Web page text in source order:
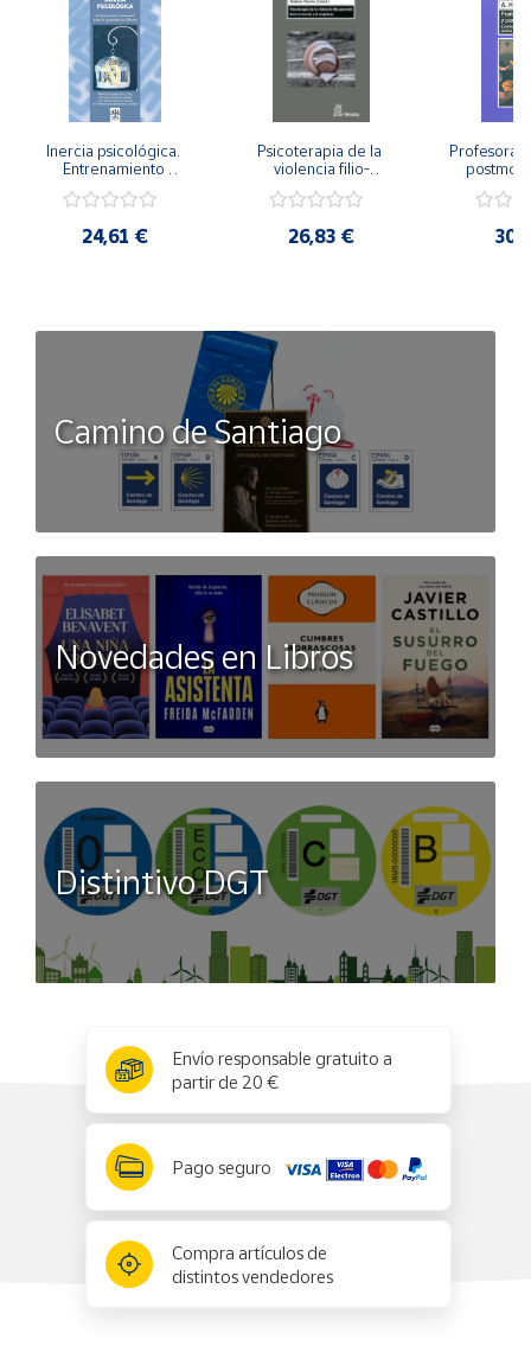
Inercia psicológica.
Entrenamiento
Igualdad de Género.
24,61 €
Psicoterapia de la
violencia filio-
secreto y la
26,83 €
Camino de Santiago
Novedades en Libros
Distintivo DGT
Envío responsable gratuito a
partir de 20 €
Pago seguro
Compra artículos de
distintos vendedores